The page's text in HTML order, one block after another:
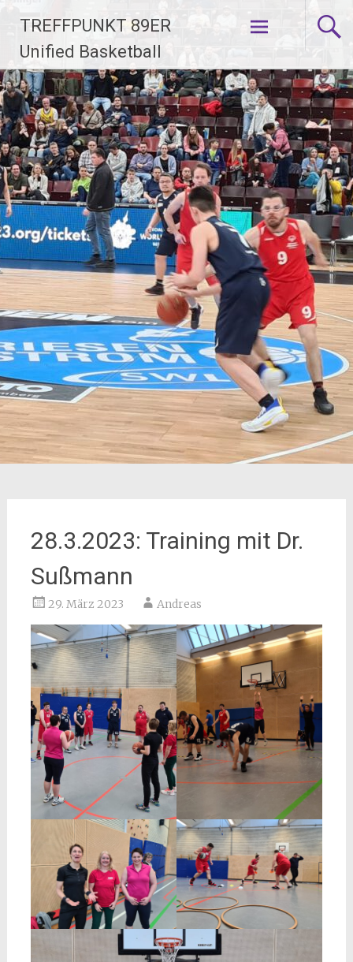
Inhalt
springen
TREFFPUNKT 89ER
Unified Basketball
28.3.2023: Training mit Dr.
Sußmann
29. März 2023 Andreas